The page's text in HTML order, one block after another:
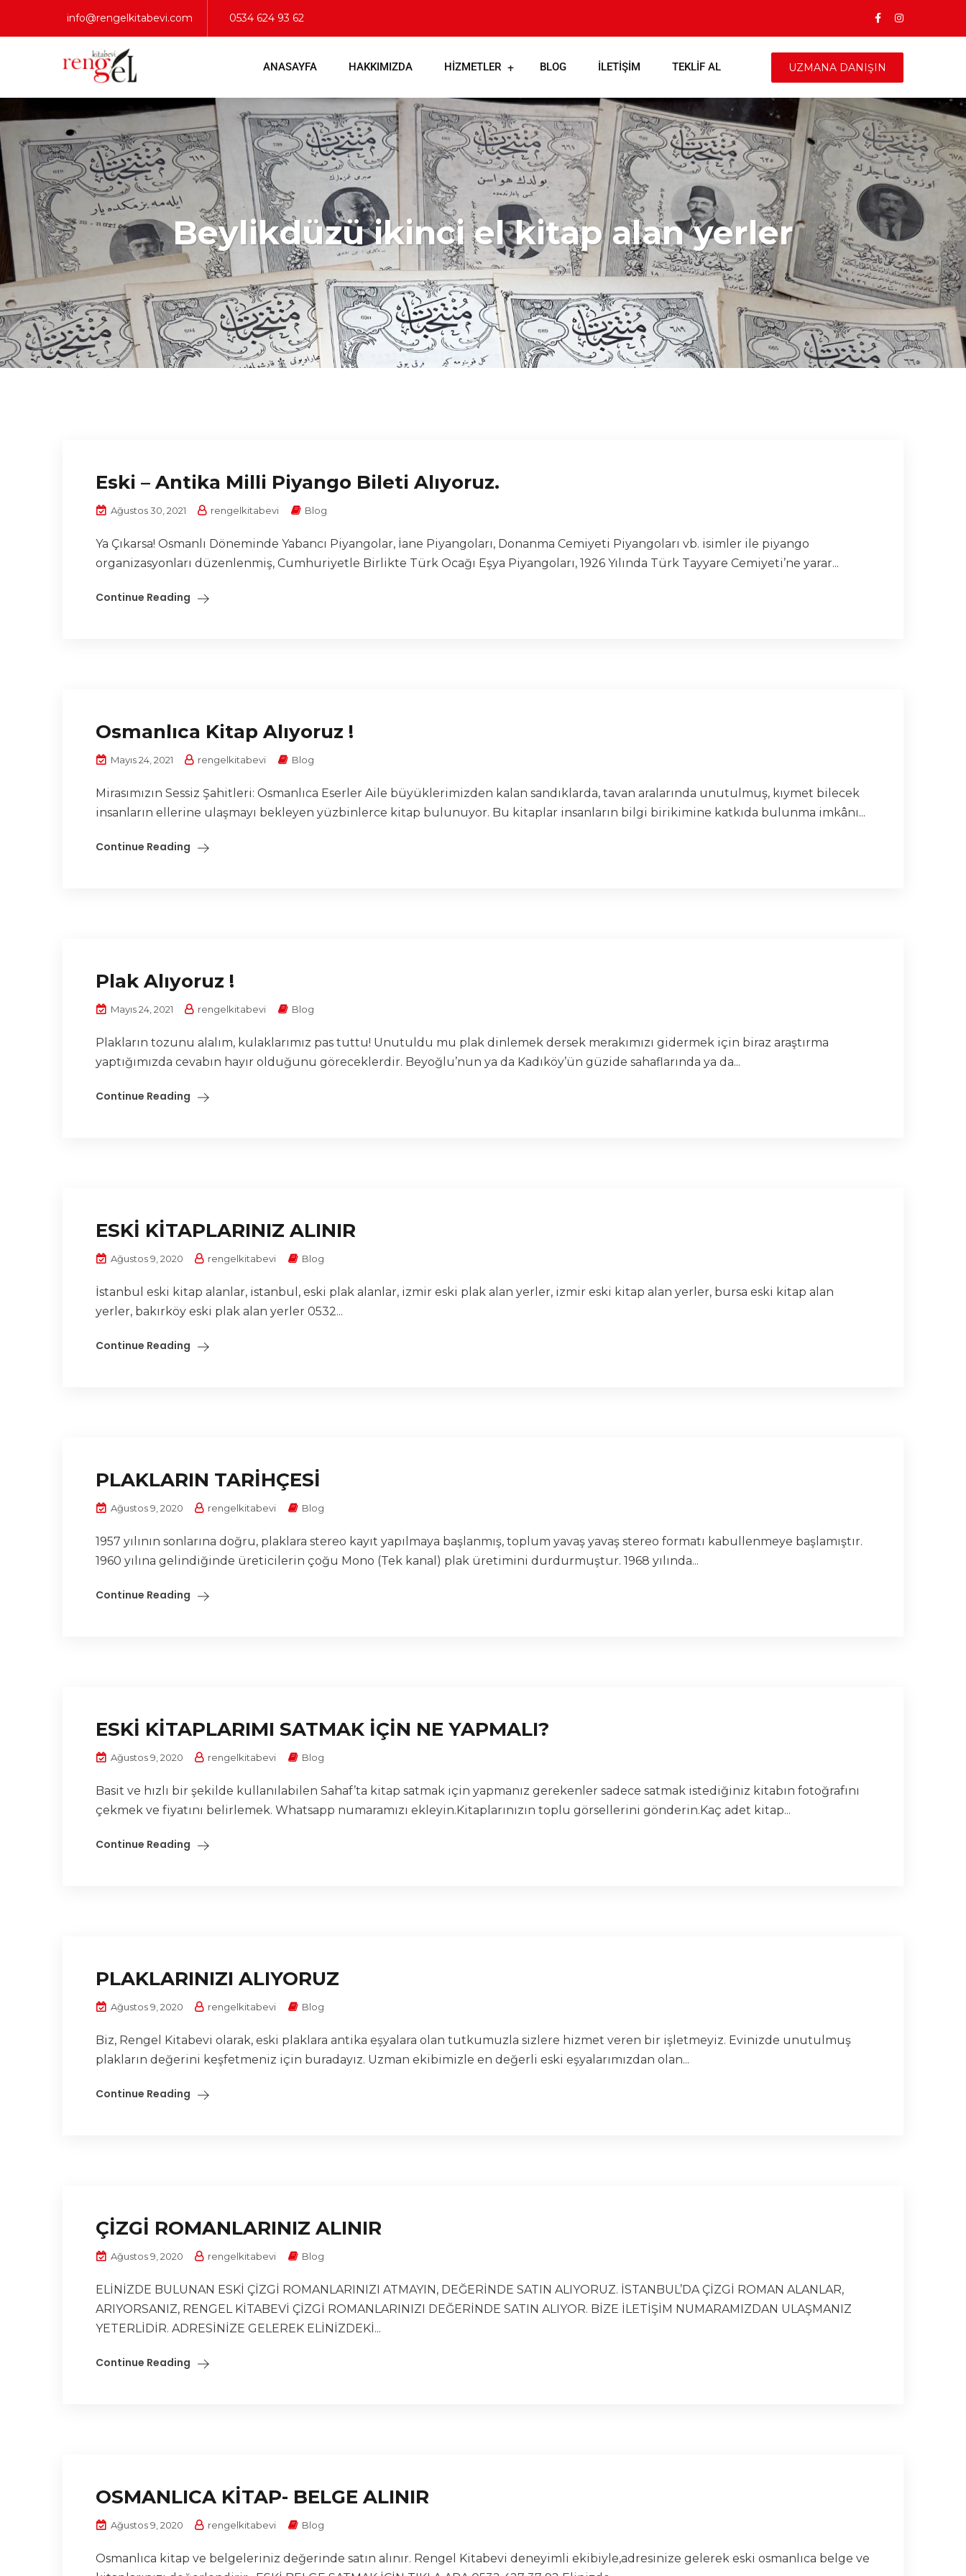
info@rengelkitabevi.com 0534 624 93 62
ANASAYFA HAKKIMIZDA HIZMETLER BLOG İLETIŞIM TEKLIF AL UZMANA DANIŞIN
Beylikdüzü ikinci el kitap alan yerler
Eski – Antika Milli Piyango Bileti Alıyoruz.
Ağustos 30, 2021 rengelkitabevi Blog
Ya Çıkarsa! Osmanlı Döneminde Yabancı Piyangolar, İane Piyangoları, Donanma Cemiyeti Piyangoları vb. isimler ile piyango
organizasyonları düzenlenmiş, Cumhuriyetle Birlikte Türk Ocağı Eşya Piyangoları, 1926 Yılında Türk Tayyare Cemiyeti’ne yarar...
Continue Reading
Osmanlıca Kitap Alıyoruz !
Mayıs 24, 2021 rengelkitabevi Blog
Mirasımızın Sessiz Şahitleri: Osmanlıca Eserler Aile büyüklerimizden kalan sandıklarda, tavan aralarında unutulmuş, kıymet bilecek
insanların ellerine ulaşmayı bekleyen yüzbinlerce kitap bulunuyor. Bu kitaplar insanların bilgi birikimine katkıda bulunma imkânı...
Continue Reading
Plak Alıyoruz !
Mayıs 24, 2021 rengelkitabevi Blog
Plakların tozunu alalım, kulaklarımız pas tuttu! Unutuldu mu plak dinlemek dersek merakımızı gidermek için biraz araştırma
yaptığımızda cevabın hayır olduğunu göreceklerdir. Beyoğlu’nun ya da Kadıköy’ün güzide sahaflarında ya da...
Continue Reading
ESKİ KİTAPLARINIZ ALINIR
Ağustos 9, 2020 rengelkitabevi Blog
İstanbul eski kitap alanlar, istanbul, eski plak alanlar, izmir eski plak alan yerler, izmir eski kitap alan yerler, bursa eski kitap alan
yerler, bakırköy eski plak alan yerler 0532...
Continue Reading
PLAKLARIN TARİHÇESİ
Ağustos 9, 2020 rengelkitabevi Blog
1957 yılının sonlarına doğru, plaklara stereo kayıt yapılmaya başlanmış, toplum yavaş yavaş stereo formatı kabullenmeye başlamıştır.
1960 yılına gelindiğinde üreticilerin çoğu Mono (Tek kanal) plak üretimini durdurmuştur. 1968 yılında...
Continue Reading
ESKİ KİTAPLARIMI SATMAK İÇİN NE YAPMALI?
Ağustos 9, 2020 rengelkitabevi Blog
Basit ve hızlı bir şekilde kullanılabilen Sahaf’ta kitap satmak için yapmanız gerekenler sadece satmak istediğiniz kitabın fotoğrafını
çekmek ve fiyatını belirlemek. Whatsapp numaramızı ekleyin.Kitaplarınızın toplu görsellerini gönderin.Kaç adet kitap...
Continue Reading
PLAKLARINIZI ALIYORUZ
Ağustos 9, 2020 rengelkitabevi Blog
Biz, Rengel Kitabevi olarak, eski plaklara antika eşyalara olan tutkumuzla sizlere hizmet veren bir işletmeyiz. Evinizde unutulmuş
plakların değerini keşfetmeniz için buradayız. Uzman ekibimizle en değerli eski eşyalarımızdan olan...
Continue Reading
ÇİZGİ ROMANLARINIZ ALINIR
Ağustos 9, 2020 rengelkitabevi Blog
ELİNİZDE BULUNAN ESKİ ÇİZGİ ROMANLARINIZI ATMAYIN, DEĞERİNDE SATIN ALIYORUZ. İSTANBUL’DA ÇİZGİ ROMAN ALANLAR,
ARIYORSANIZ, RENGEL KİTABEVİ ÇİZGİ ROMANLARINIZI DEĞERİNDE SATIN ALIYOR. BİZE İLETİŞİM NUMARAMIZDAN ULAŞMANIZ
YETERLİDİR. ADRESİNİZE GELEREK ELİNİZDEKİ...
Continue Reading
OSMANLICA KİTAP- BELGE ALINIR
Ağustos 9, 2020 rengelkitabevi Blog
Osmanlıca kitap ve belgeleriniz değerinde satın alınır. Rengel Kitabevi deneyimli ekibiyle,adresinize gelerek eski osmanlıca belge ve